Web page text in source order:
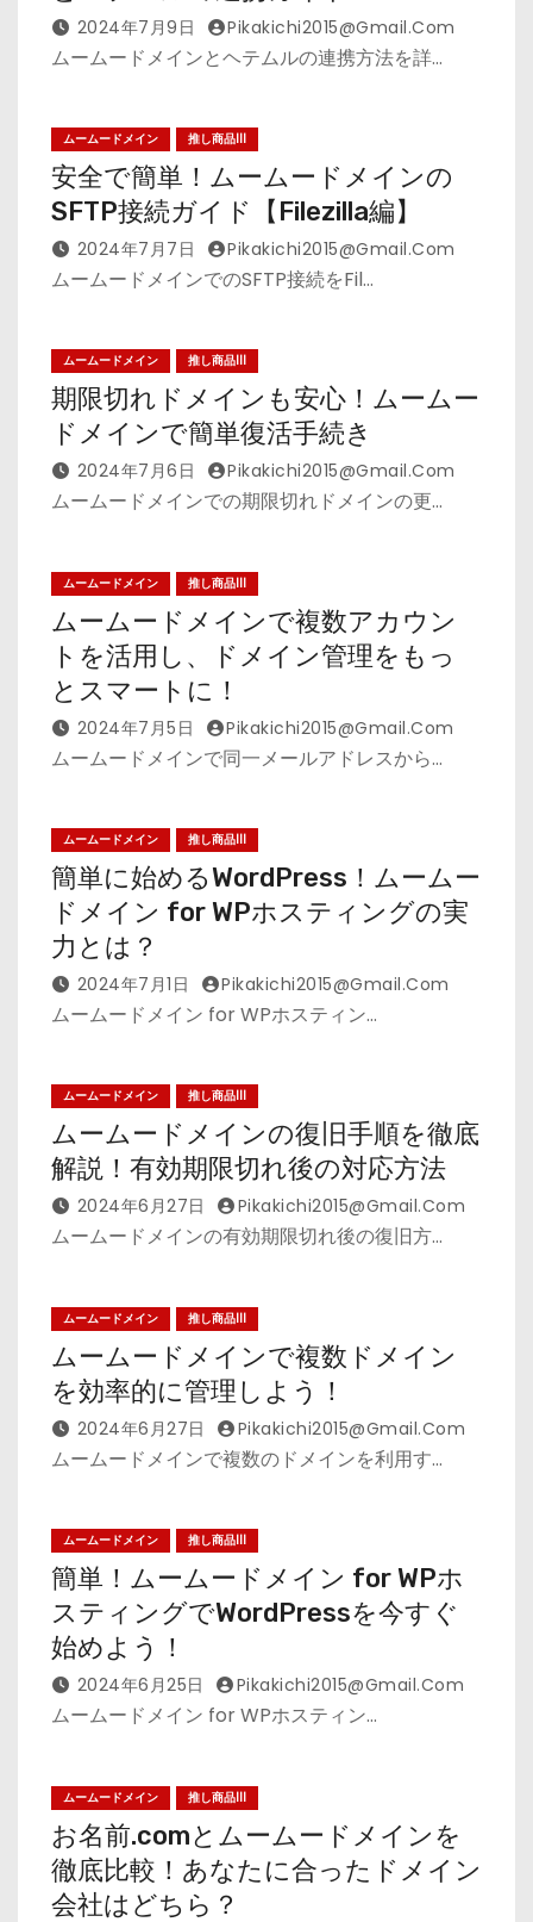
2024年7月9日 Pikakichi2015@gmail.com
ムームードメインとヘテムルの連携方法を詳…
ムームードメイン 推し商品III
安全で簡単！ムームードメインの
SFTP接続ガイド【Filezilla編】
2024年7月7日 Pikakichi2015@gmail.com
ムームードメインでのSFTP接続をFil…
ムームードメイン 推し商品III
期限切れドメインも安心！ムームー
ドメインで簡単復活手続き
2024年7月6日 Pikakichi2015@gmail.com
ムームードメインでの期限切れドメインの更…
ムームードメイン 推し商品III
ムームードメインで複数アカウン
トを活用し、ドメイン管理をもっ
とスマートに！
2024年7月5日 Pikakichi2015@gmail.com
ムームードメインで同一メールアドレスから…
ムームードメイン 推し商品III
簡単に始めるWordPress！ムームー
ドメイン for WPホスティングの実
力とは？
2024年7月1日 Pikakichi2015@gmail.com
ムームードメイン for WPホスティン…
ムームードメイン 推し商品III
ムームードメインの復旧手順を徹底
解説！有効期限切れ後の対応方法
2024年6月27日 Pikakichi2015@gmail.com
ムームードメインの有効期限切れ後の復旧方…
ムームードメイン 推し商品III
ムームードメインで複数ドメイン
を効率的に管理しよう！
2024年6月27日 Pikakichi2015@gmail.com
ムームードメインで複数のドメインを利用す…
ムームードメイン 推し商品III
簡単！ムームードメイン for WPホ
スティングでWordPressを今すぐ
始めよう！
2024年6月25日 Pikakichi2015@gmail.com
ムームードメイン for WPホスティン…
ムームードメイン 推し商品III
お名前.comとムームードメインを
徹底比較！あなたに合ったドメイン
会社はどちら？